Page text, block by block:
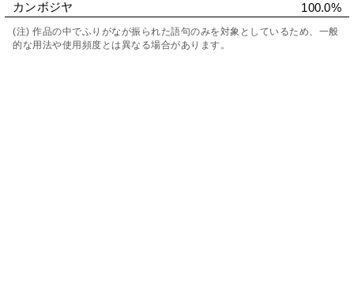
カンボジヤ 100.0%
(注) 作品の中でふりがなが振られた語句のみを対象としているため、一般
的な用法や使用頻度とは異なる場合があります。